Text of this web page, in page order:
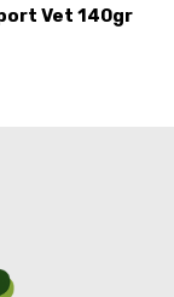
Vet 140gr